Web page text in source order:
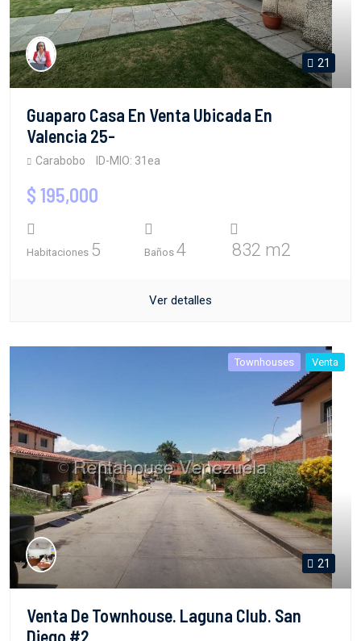
21
Guaparo Casa En Venta Ubicada En
Valencia 25-
Carabobo ID-MIO: 31ea
$ 195,000
Habitaciones 5 Baños 4 832 m2
Ver detalles
Townhouses Venta
21
Venta De Townhouse. Laguna Club. San
Diego #2